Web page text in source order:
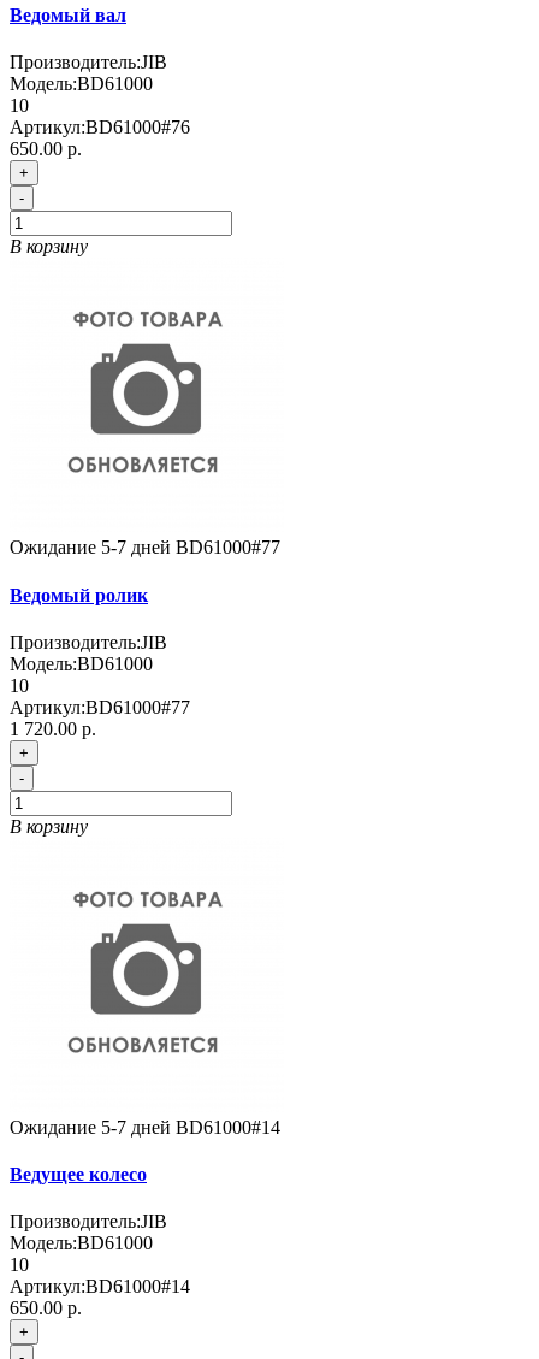
Ведомый вал
Производитель:JIB
Модель:BD61000
10
Артикул:BD61000#76
650.00 р.
+
-
В корзину
Ожидание 5-7 дней BD61000#77
Ведомый ролик
Производитель:JIB
Модель:BD61000
10
Артикул:BD61000#77
1 720.00 р.
+
-
В корзину
Ожидание 5-7 дней BD61000#14
Ведущее колесо
Производитель:JIB
Модель:BD61000
10
Артикул:BD61000#14
650.00 р.
+